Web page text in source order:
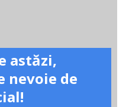
astăzi,
nevoie de